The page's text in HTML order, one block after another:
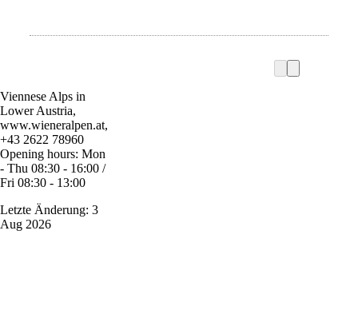
Viennese Alps in
Lower Austria,
www.wieneralpen.at,
+43 2622 78960
Opening hours: Mon
- Thu 08:30 - 16:00 /
Fri 08:30 - 13:00
Letzte Änderung: 3
Aug 2026